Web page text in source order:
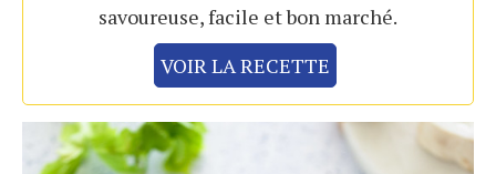
savoureuse, facile et bon marché.
VOIR LA RECETTE